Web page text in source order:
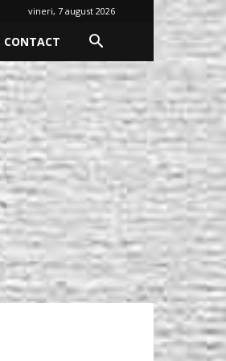
vineri, 7 august 2026
CONTACT